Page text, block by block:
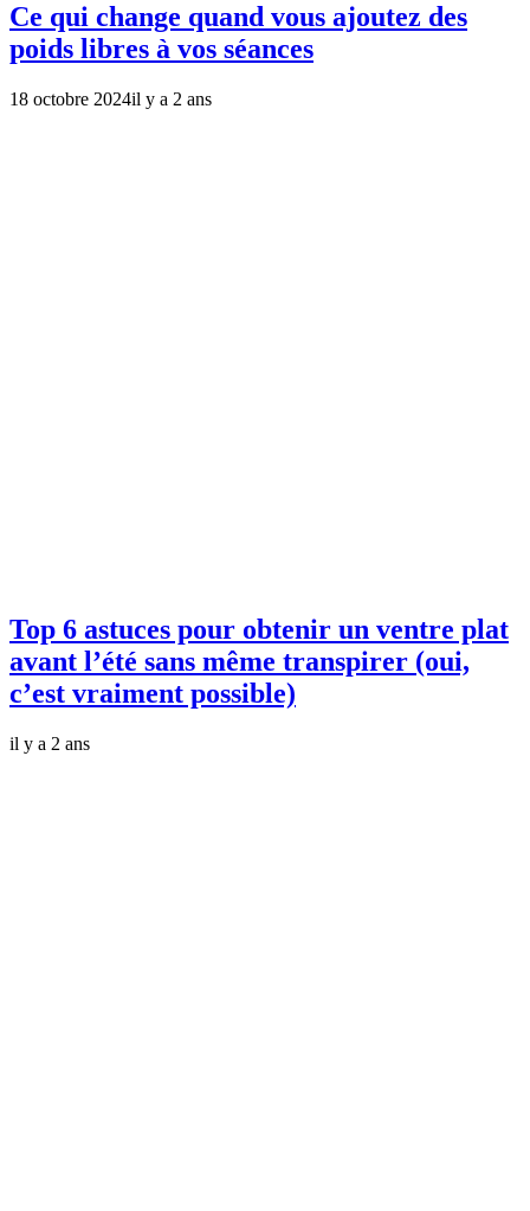
Ce qui change quand vous ajoutez des
poids libres à vos séances
18 octobre 2024il y a 2 ans
Top 6 astuces pour obtenir un ventre plat
avant l’été sans même transpirer (oui,
c’est vraiment possible)
il y a 2 ans